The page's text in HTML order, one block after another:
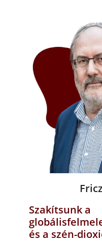
Szakítsunk a
és a szén-